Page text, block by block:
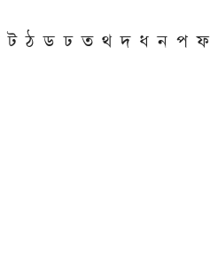
ট ঠ ড ঢ ত থ দ ধ ন প ফ